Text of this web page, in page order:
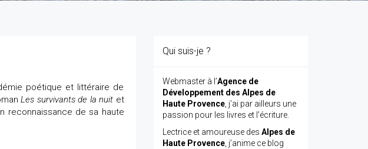
poétique et littéraire de
Les survivants de la nuit et
reconnaissance de sa haute
Qui suis-je ?
Webmaster à l’Agence de
Développement des Alpes de
Haute Provence, j’ai par ailleurs une
passion pour les livres et l’écriture.
Lectrice et amoureuse des Alpes de
Haute Provence, j’anime ce blog